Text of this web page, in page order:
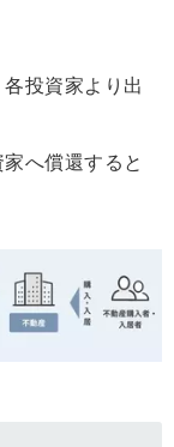
投資家より出
へ償還すると